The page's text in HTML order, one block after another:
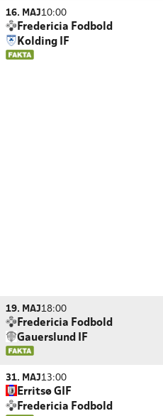
16. MAJ10:00
Fredericia Fodbold
Kolding IF
19. MAJ18:00
Fredericia Fodbold
Gauerslund IF
31. MAJ13:00
Erritsø GIF
Fredericia Fodbold